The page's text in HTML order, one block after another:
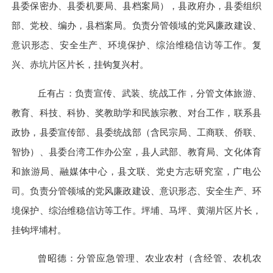
县委保密办、县委机要局、县档案局），县政府办，县委组织
部、党校、编办，县档案局。负责分管领域的党风廉政建设、
意识形态、安全生产、环境保护、综治维稳信访等工作。复
兴、赤坑片区片长，挂钩复兴村。
丘有占：负责宣传、武装、统战工作，分管文体旅游、
教育、科技、科协、奖教助学和民族宗教、对台工作，联系县
政协，县委宣传部、县委统战部（含民宗局、工商联、侨联、
智协）、县委台湾工作办公室，县人武部、教育局、文化体育
和旅游局、融媒体中心，县文联、党史方志研究室，广电公
司。负责分管领域的党风廉政建设、意识形态、安全生产、环
境保护、综治维稳信访等工作。坪埔、马坪、黄湖片区片长，
挂钩坪埔村。
曾昭德：分管应急管理、农业农村（含经管、农机农